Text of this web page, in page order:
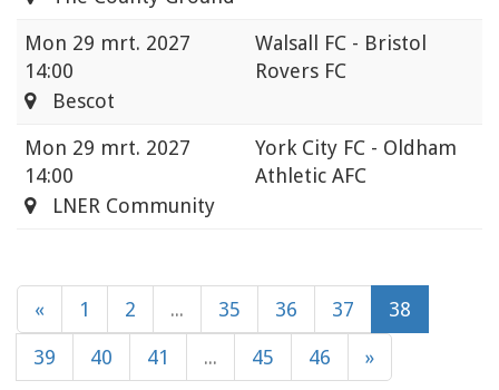
Mon 29 mrt. 2027
14:00
Walsall FC - Bristol
Rovers FC
Bescot
Mon 29 mrt. 2027
14:00
York City FC - Oldham
Athletic AFC
LNER Community
« 1 2 ... 35 36 37 38
39 40 41 ... 45 46 »